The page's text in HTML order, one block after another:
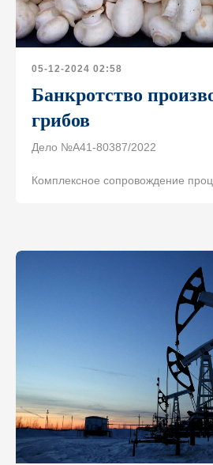
05-12-2024 02:58
Банкротство
грибов
Дело №А41-80387/2022
Комплексное сопровождение